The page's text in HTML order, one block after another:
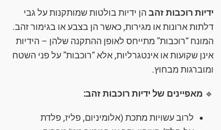
ידיות רוכבות זהב הן ידיות בולטות שמותקנות על גבי
דלתות ארונות או מגירות, כאשר הן בצבע או בגימור זהב.
המונח “רוכבות” מתייחס לאופן ההתקנה שלהן – הידיות
אינן שקועות או אינטגרליות, אלא “רוכבות” על פני השטח
ומוברגות מבחוץ.
🔹 מאפיינים של ידיות רוכבות זהב:
לרוב עשויות מתכת (אלומיניום, פליז, פלדת